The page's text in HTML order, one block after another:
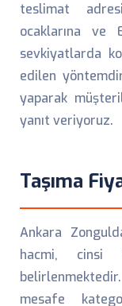
teslimat
ocaklarına ve
sevkiyatlarda
edilen
yaparak
yanıt veriyoruz.
Taşıma
Ankara
hacmi, cinsi
mesafe